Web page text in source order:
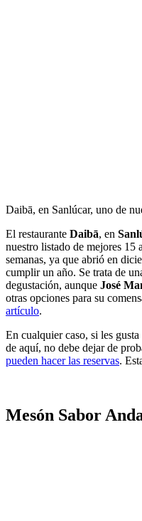
Daibā, en Sanlúcar, uno de
El restaurante Daibā, en
nuestro listado de mejores 15
semanas, ya que abrió en
cumplir un año. Se trata de
degustación, aunque José
otras opciones para su
artículo.
En cualquier caso, si les
de aquí, no debe dejar de
pueden hacer las reservas.
Mesón Sabor